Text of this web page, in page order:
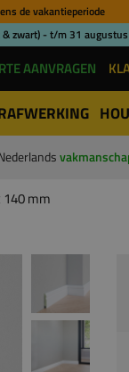
de vakantieperiode
& zwart) - t/m 31
AANVRAGEN
140 mm